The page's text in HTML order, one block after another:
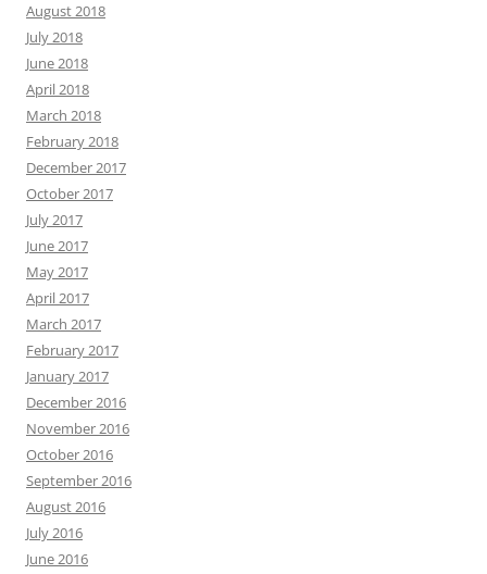
August 2018
July 2018
June 2018
April 2018
March 2018
February 2018
December 2017
October 2017
July 2017
June 2017
May 2017
April 2017
March 2017
February 2017
January 2017
December 2016
November 2016
October 2016
September 2016
August 2016
July 2016
June 2016